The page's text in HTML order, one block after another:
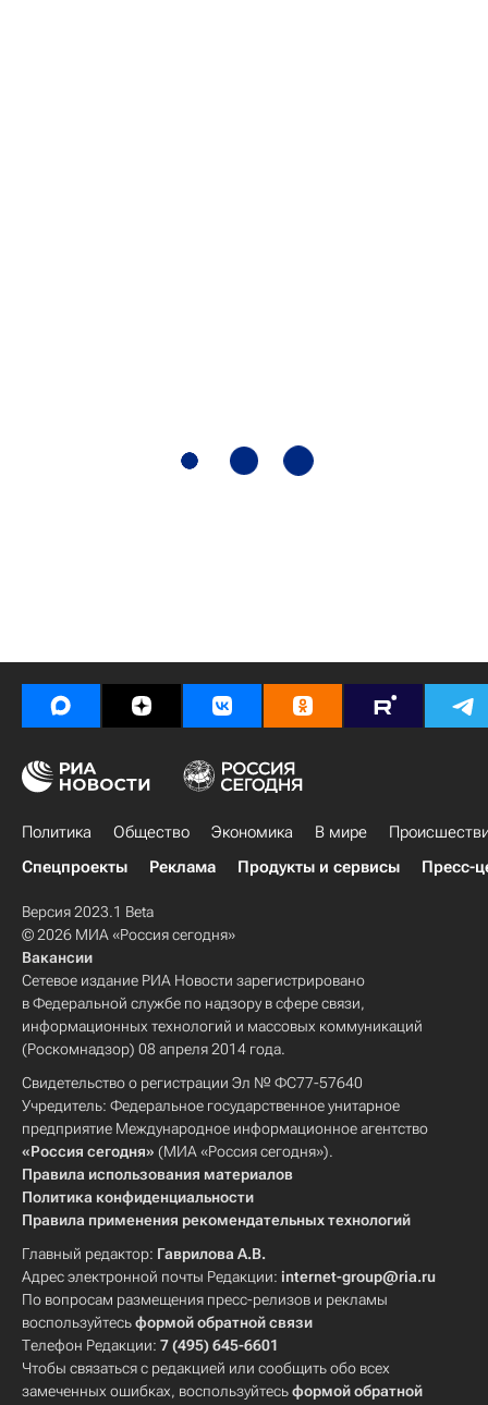
Политика Общество Экономика В мире
Спецпроекты
Реклама Продукты и сервисы Пресс-
Версия 2023.1 Beta
© 2026 МИА «Россия сегодня»
Вакансии
Сетевое издание РИА Новости зарегистрировано
в Федеральной службе по надзору в сфере связи,
информационных технологий и массовых коммуникаций
(Роскомнадзор) 08 апреля 2014 года.
Свидетельство о регистрации Эл № ФС77-57640
Учредитель: Федеральное государственное унитарное
предприятие Международное информационное агентство
«Россия сегодня» (МИА «Россия сегодня»).
Правила использования материалов
Политика конфиденциальности
Правила применения рекомендательных технологий
Главный редактор: Гаврилова А.В.
Адрес электронной почты Редакции: internet-group@ria.ru
По вопросам размещения пресс-релизов и рекламы
воспользуйтесьформой обратной связи
Телефон Редакции: 7 (495) 645-6601
Чтобы связаться с редакцией или сообщить обо всех
замеченных ошибках, воспользуйтесьформой обратной